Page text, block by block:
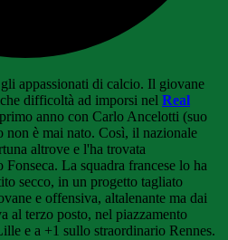
appassionati di calcio. Il giovane
difficoltà ad imporsi nel Real
anno con Carlo Ancelotti (suo
è mai nato. Così, il nazionale
altrove e l'ha trovata
Fonseca. La squadra francese lo ha
secco, in un progetto tagliato
e offensiva, altalenante ma dai
al terzo posto, nel piazzamento
e a +1 sullo straordinario Rennes.